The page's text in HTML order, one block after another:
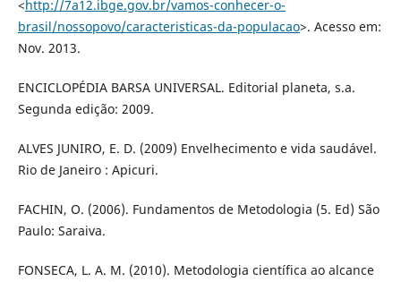
<http://7a12.ibge.gov.br/vamos-conhecer-o-
brasil/nossopovo/caracteristicas-da-populacao>. Acesso em:
Nov. 2013.
ENCICLOPÉDIA BARSA UNIVERSAL. Editorial planeta, s.a.
Segunda edição: 2009.
ALVES JUNIRO, E. D. (2009) Envelhecimento e vida saudável.
Rio de Janeiro : Apicuri.
FACHIN, O. (2006). Fundamentos de Metodologia (5. Ed) São
Paulo: Saraiva.
FONSECA, L. A. M. (2010). Metodologia científica ao alcance